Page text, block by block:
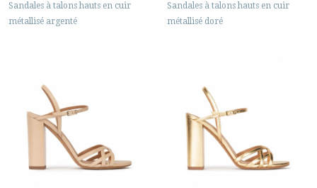
Sandales à talons hauts en cuir
métallisé argenté
Sandales à talons hauts en cuir
métallisé doré